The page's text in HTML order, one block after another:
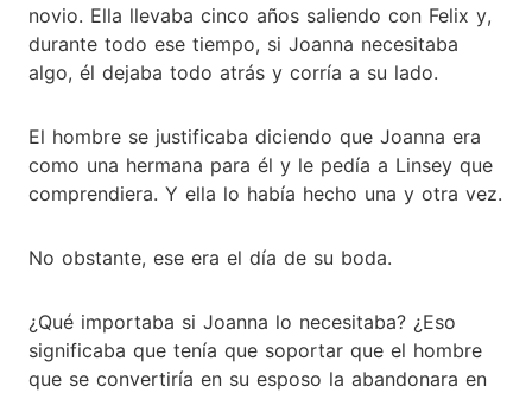
novio. Ella llevaba cinco años saliendo con Felix y,
durante todo ese tiempo, si Joanna necesitaba
algo, él dejaba todo atrás y corría a su lado.
El hombre se justificaba diciendo que Joanna era
como una hermana para él y le pedía a Linsey que
comprendiera. Y ella lo había hecho una y otra vez.
No obstante, ese era el día de su boda.
¿Qué importaba si Joanna lo necesitaba? ¿Eso
significaba que tenía que soportar que el hombre
que se convertiría en su esposo la abandonara en